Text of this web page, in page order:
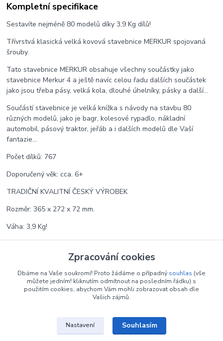
Kompletní specifikace
Sestavíte nejméně 80 modelů díky 3,9 Kg dílů!
Třívrstvá klasická velká kovová stavebnice MERKUR spojovaná
šrouby.
Tato stavebnice MERKUR obsahuje všechny součástky jako
stavebnice Merkur 4 a ještě navíc celou řadu dalších součástek
jako jsou třeba pásy, velká kola, dlouhé úhelníky, pásky a další...
Součástí stavebnice je velká knížka s návody na stavbu 80
různých modelů, jako je bagr, kolesové rypadlo, nákladní
automobil, pásový traktor, jeřáb a i dalších modelů dle Vaší
fantazie...
Počet dílků: 767
Doporučený věk: cca. 6+
TRADIČNÍ KVALITNÍ ČESKÝ VÝROBEK
Rozměr: 365 x 272 x 72 mm.
Váha: 3,9 Kg!
Zboží zařazeno v kategoriích
MERKUR kovová stavebnice
Upravit sběr cookies.
Zpracování cookies
Dbáme na Vaše soukromí! Proto žádáme o případný souhlas (vše
můžete jedním! kliknutím odmítnout na posledním řádku) s
použitím cookies, abychom Vám mohli zobrazovat obsah dle
Vašich zájmů.
Nastavení Souhlasím